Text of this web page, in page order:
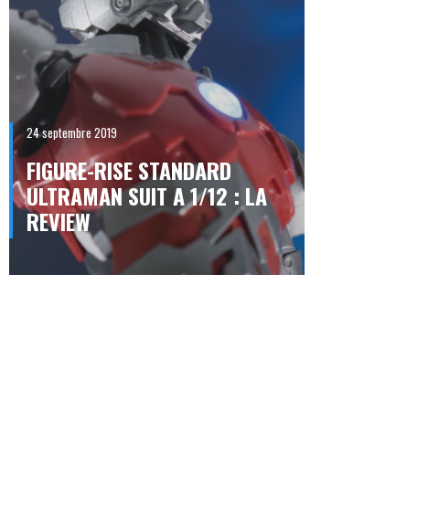
24 septembre 2019
FIGURE-RISE STANDARD
ULTRAMAN SUIT A 1/12 : LA
REVIEW